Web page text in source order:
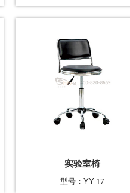
实验室椅
型号：YY-17